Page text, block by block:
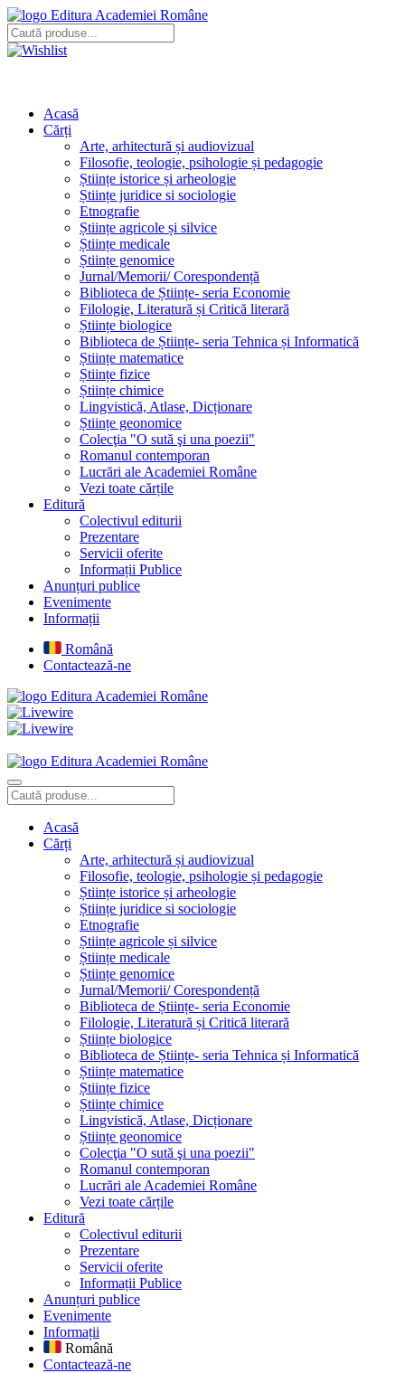
Editura Academiei Române
Acasă
Cărți
Arte, arhitectură și audiovizual
Filosofie, teologie, psihologie și pedagogie
Științe istorice și arheologie
Științe juridice si sociologie
Etnografie
Științe agricole și silvice
Științe medicale
Științe genomice
Jurnal/Memorii/ Corespondență
Biblioteca de Științe- seria Economie
Filologie, Literatură și Critică literară
Științe biologice
Biblioteca de Științe- seria Tehnica și Informatică
Științe matematice
Științe fizice
Științe chimice
Lingvistică, Atlase, Dicționare
Științe geonomice
Colecţia "O sută şi una poezii"
Romanul contemporan
Lucrări ale Academiei Române
Vezi toate cărțile
Editură
Colectivul editurii
Prezentare
Servicii oferite
Informații Publice
Anunțuri publice
Evenimente
Informații
Română
Contactează-ne
Editura Academiei Române
Editura Academiei Române
Acasă
Cărți
Arte, arhitectură și audiovizual
Filosofie, teologie, psihologie și pedagogie
Științe istorice și arheologie
Științe juridice si sociologie
Etnografie
Științe agricole și silvice
Științe medicale
Științe genomice
Jurnal/Memorii/ Corespondență
Biblioteca de Științe- seria Economie
Filologie, Literatură și Critică literară
Științe biologice
Biblioteca de Științe- seria Tehnica și Informatică
Științe matematice
Științe fizice
Științe chimice
Lingvistică, Atlase, Dicționare
Științe geonomice
Colecţia "O sută şi una poezii"
Romanul contemporan
Lucrări ale Academiei Române
Vezi toate cărțile
Editură
Colectivul editurii
Prezentare
Servicii oferite
Informații Publice
Anunțuri publice
Evenimente
Informații
Română
Contactează-ne